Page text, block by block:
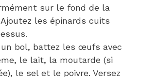
sur le fond de la
les épinards cuits
un bol, battez les œufs avec
le lait, la moutarde (si
le sel et le poivre. Versez